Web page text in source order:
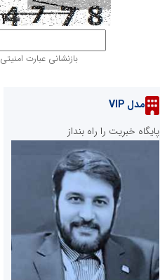
بازنشانی عبارت امنیتی
مدل VIP
پایگاه خبریت را راه بنداز